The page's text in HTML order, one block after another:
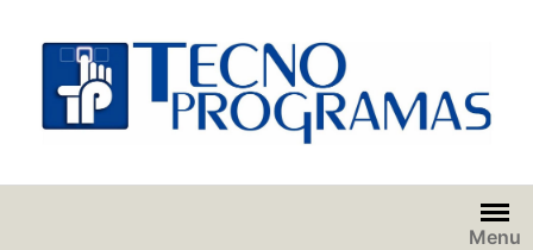
contenido
Menu